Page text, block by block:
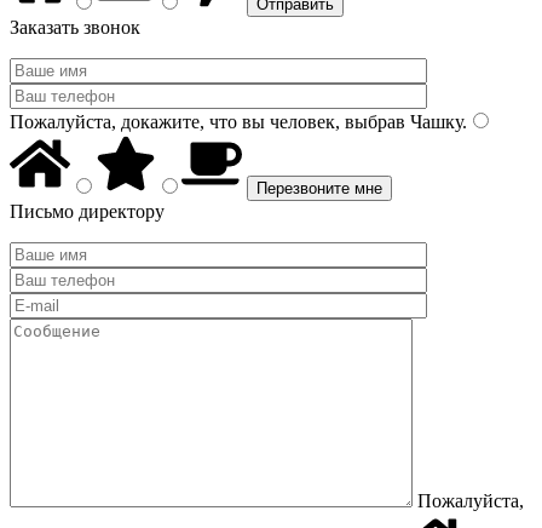
Заказать звонок
Пожалуйста, докажите, что вы человек, выбрав Чашку.
Письмо директору
Пожалуйста,